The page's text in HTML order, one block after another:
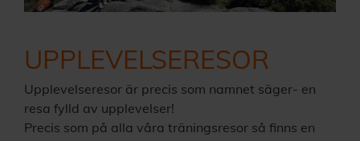
UPPLEVELSERESOR
Upplevelseresor är precis som namnet säger- en
resa fylld av upplevelser!
Precis som på alla våra träningsresor så finns en